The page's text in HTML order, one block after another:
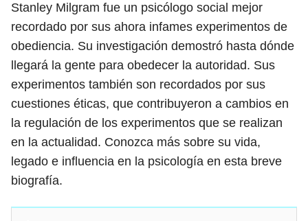
Stanley Milgram fue un psicólogo social mejor
recordado por sus ahora infames experimentos de
obediencia. Su investigación demostró hasta dónde
llegará la gente para obedecer la autoridad. Sus
experimentos también son recordados por sus
cuestiones éticas, que contribuyeron a cambios en
la regulación de los experimentos que se realizan
en la actualidad. Conozca más sobre su vida,
legado e influencia en la psicología en esta breve
biografía.